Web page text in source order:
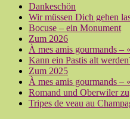
Dankeschön
Wir müssen Dich gehen
Bocuse – ein Monument
Zum 2026
À mes amis gourmands –
Kann ein Pastis alt
Zum 2025
À mes amis gourmands –
Romand und Oberwiler
Tripes de veau au